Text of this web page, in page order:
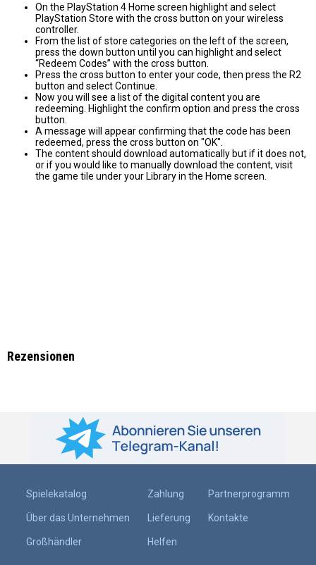
On the PlayStation 4 Home screen highlight and select
PlayStation Store with the cross button on your wireless
controller.
From the list of store categories on the left of the screen,
press the down button until you can highlight and select
“Redeem Codes” with the cross button.
Press the cross button to enter your code, then press the R2
button and select Continue.
Now you will see a list of the digital content you are
redeeming. Highlight the confirm option and press the cross
button.
A message will appear confirming that the code has been
redeemed, press the cross button on "OK".
The content should download automatically but if it does not,
or if you would like to manually download the content, visit
the game tile under your Library in the Home screen.
Rezensionen
Spielekatalog
Über das Unternehmen
Großhändler
Zahlung
Lieferung
Helfen
Partnerprogramm
Kontakte